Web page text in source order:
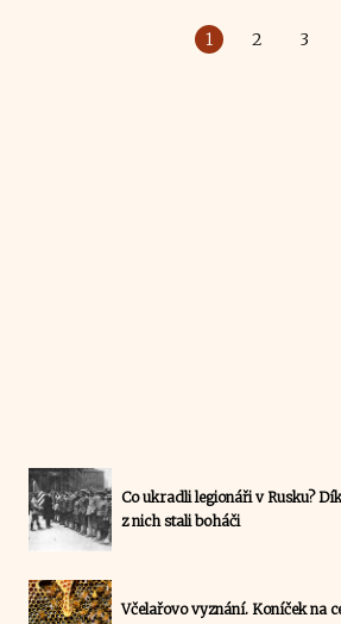
1 2 3
Co ukradli legionáři v Rusku?
z nich stali boháči
Včelařovo vyznání. Koníček na